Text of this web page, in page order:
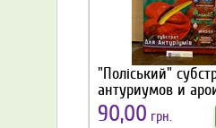
"Поліський"
антуриумов и
90,00 грн.